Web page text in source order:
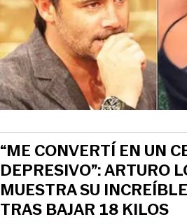
“ME CONVERTÍ EN UN
DEPRESIVO”: ARTURO
MUESTRA SU
TRAS BAJAR 18 KILOS